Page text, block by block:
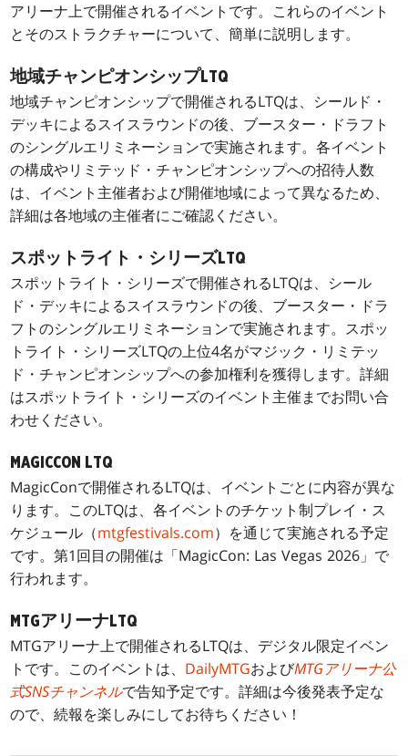
アリーナ上で開催されるイベントです。これらのイベント
とそのストラクチャーについて、簡単に説明します。
地域チャンピオンシップLTQ
地域チャンピオンシップで開催されるLTQは、シールド・
デッキによるスイスラウンドの後、ブースター・ドラフト
のシングルエリミネーションで実施されます。各イベント
の構成やリミテッド・チャンピオンシップへの招待人数
は、イベント主催者および開催地域によって異なるため、
詳細は各地域の主催者にご確認ください。
スポットライト・シリーズLTQ
スポットライト・シリーズで開催されるLTQは、シール
ド・デッキによるスイスラウンドの後、ブースター・ドラ
フトのシングルエリミネーションで実施されます。スポッ
トライト・シリーズLTQの上位4名がマジック・リミテッ
ド・チャンピオンシップへの参加権利を獲得します。詳細
はスポットライト・シリーズのイベント主催までお問い合
わせください。
MAGICCON LTQ
MagicConで開催されるLTQは、イベントごとに内容が異な
ります。このLTQは、各イベントのチケット制プレイ・ス
ケジュール（mtgfestivals.com）を通じて実施される予定
です。第1回目の開催は「MagicCon: Las Vegas 2026」で
行われます。
MTGアリーナLTQ
MTGアリーナ上で開催されるLTQは、デジタル限定イベン
トです。このイベントは、 DailyMTGおよびMTGアリーナ公
式SNSチャンネルで告知予定です。詳細は今後発表予定な
ので、続報を楽しみにしてお待ちください！